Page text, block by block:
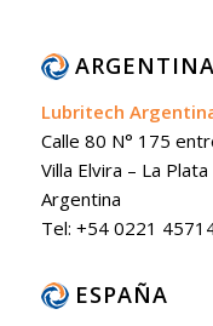
ARGENTINA
Lubritech
Calle 80 N° 175
Villa Elvira – La
Argentina
Tel: +54 0221
ESPAÑA